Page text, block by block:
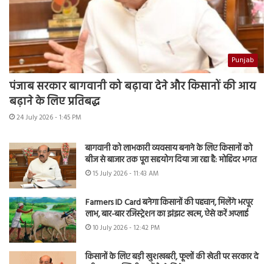
Punjab
पंजाब सरकार बागवानी को बढ़ावा देने और किसानों की आय
बढ़ाने के लिए प्रतिबद्ध
24 July 2026 - 1:45 PM
बागवानी को लाभकारी व्यवसाय बनाने के लिए किसानों को
बीज से बाजार तक पूरा सहयोग दिया जा रहा है: मोहिंदर भगत
15 July 2026 - 11:43 AM
Farmers ID Card बनेगा किसानों की पहचान, मिलेंगे भरपूर
लाभ, बार-बार रजिस्ट्रेशन का झंझट खत्म, ऐसे करें अप्लाई
10 July 2026 - 12:42 PM
किसानों के लिए बड़ी खुशखबरी, फूलों की खेती पर सरकार दे